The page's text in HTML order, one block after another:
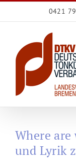
0421
Where
und Lyrik